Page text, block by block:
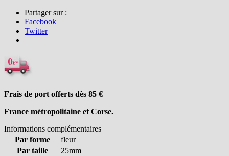
Partager sur :
Facebook
Twitter
Frais de port offerts dès 85 €
France métropolitaine et Corse.
Informations complémentaires
Par forme
fleur
Par taille
25mm